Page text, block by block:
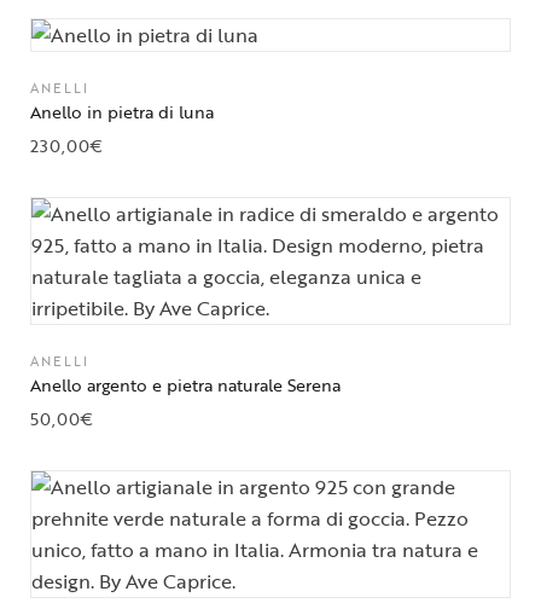
ANELLI
Anello in pietra di luna
230,00€
ANELLI
Anello argento e pietra naturale Serena
50,00€